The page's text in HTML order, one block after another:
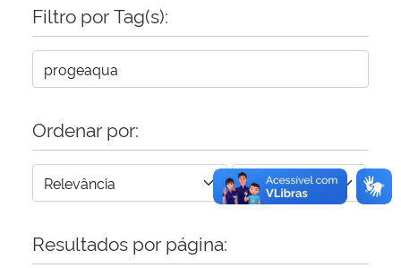
Secretaria-Geral
Secretaria de Governo
Advocacia-Geral da União
Filtro por Tag(s):
Ordenar por:
Resultados por página: